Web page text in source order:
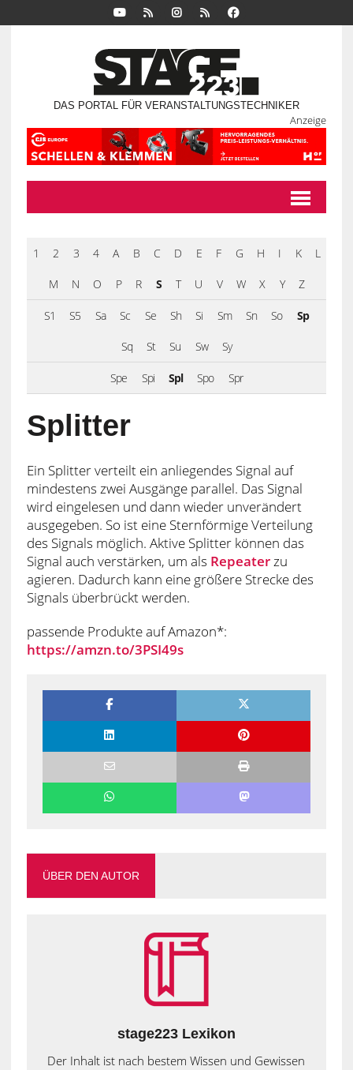
DAS PORTAL FÜR VERANSTALTUNGSTECHNIKER
Anzeige
1 2 3 4 A B C D E F G H I K L
M N O P R S T U V W X Y Z
S1 S5 Sa Sc Se Sh Si Sm Sn So Sp
Sq St Su Sw Sy
Spe Spi Spl Spo Spr
Splitter
Ein Splitter verteilt ein anliegendes Signal auf
mindestens zwei Ausgänge parallel. Das Signal
wird eingelesen und dann wieder unverändert
ausgegeben. So ist eine Sternförmige Verteilung
des Signals möglich. Aktive Splitter können das
Signal auch verstärken, um als Repeaterzu
agieren. Dadurch kann eine größere Strecke des
Signals überbrückt werden.
passende Produkte auf Amazon*:
https://amzn.to/3PSI49s
ÜBER DEN AUTOR
stage223 Lexikon
Der Inhalt ist nach bestem Wissen und Gewissen